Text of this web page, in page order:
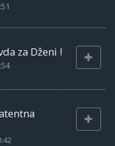
za Dženi !